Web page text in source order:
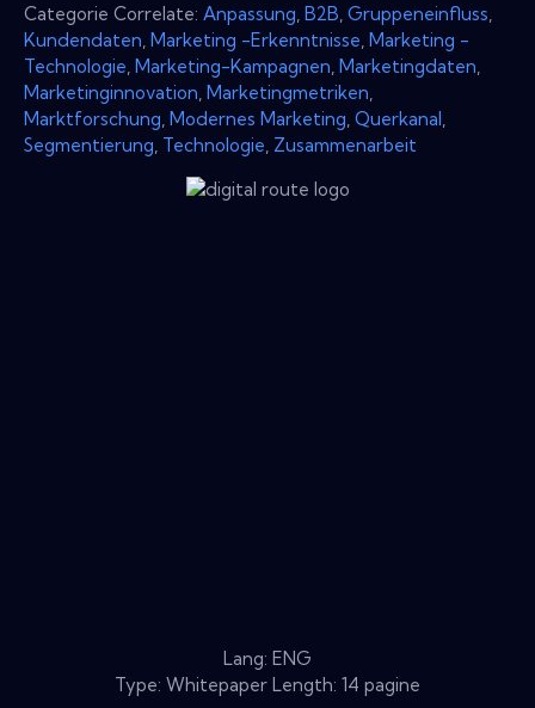
Categorie Correlate: Anpassung B2B Gruppeneinfluss
Kundendaten Marketing -Erkenntnisse Marketing -
Technologie Marketing-Kampagnen Marketingdaten
Marketinginnovation Marketingmetriken
Marktforschung Modernes Marketing Querkanal
Segmentierung Technologie Zusammenarbeit
Lang: ENG
Type: Whitepaper Length: 14 pagine